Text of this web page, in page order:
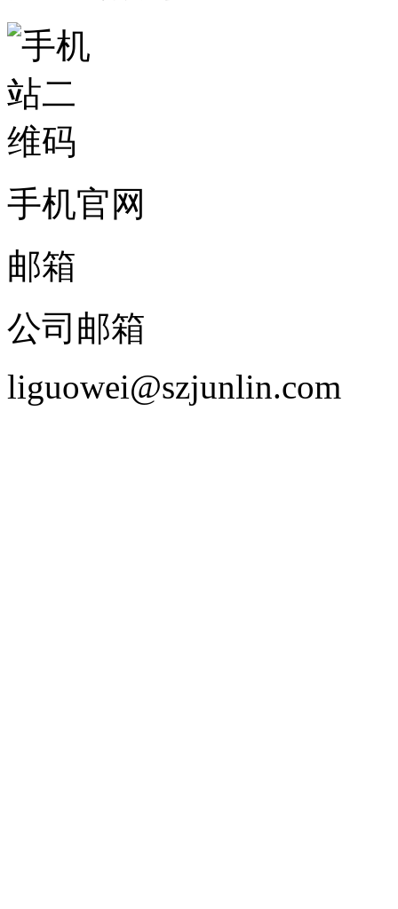
手机官网
邮箱
公司邮箱
liguowei@szjunlin.com